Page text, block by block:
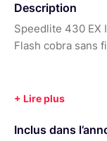
Description
Speedlite 430 EX
Flash cobra sans
Inclus dans